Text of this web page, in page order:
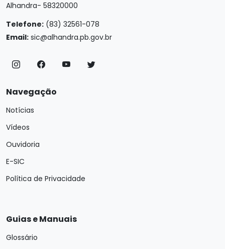
Alhandra- 58320000
Telefone: (83) 32561-078
Email: sic@alhandra.pb.gov.br
Navegação
Notícias
Vídeos
Ouvidoria
E-SIC
Política de Privacidade
Guias e Manuais
Glossário